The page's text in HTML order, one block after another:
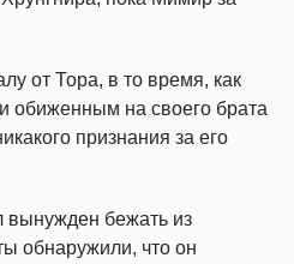
от Тора, в то время, как
обиженным на своего брата
признания за его
вынужден бежать из
обнаружили, что он